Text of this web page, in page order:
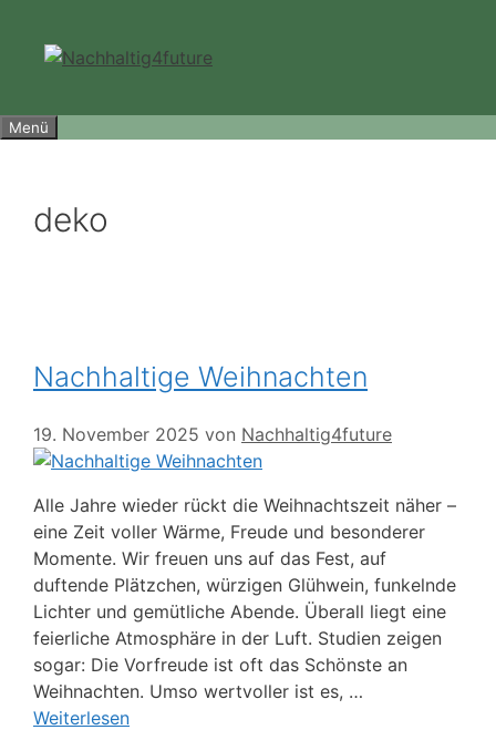
springen
Menü
deko
Nachhaltige Weihnachten
19. November 2025 von Nachhaltig4future
Alle Jahre wieder rückt die Weihnachtszeit näher –
eine Zeit voller Wärme, Freude und besonderer
Momente. Wir freuen uns auf das Fest, auf
duftende Plätzchen, würzigen Glühwein, funkelnde
Lichter und gemütliche Abende. Überall liegt eine
feierliche Atmosphäre in der Luft. Studien zeigen
sogar: Die Vorfreude ist oft das Schönste an
Weihnachten. Umso wertvoller ist es, …
Weiterlesen